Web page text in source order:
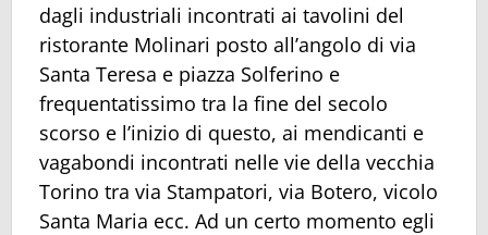
dagli industriali incontrati ai tavolini del
ristorante Molinari posto all’angolo di via
Santa Teresa e piazza Solferino e
frequentatissimo tra la fine del secolo
scorso e l’inizio di questo, ai mendicanti e
vagabondi incontrati nelle vie della vecchia
Torino tra via Stampatori, via Botero, vicolo
Santa Maria ecc. Ad un certo momento egli